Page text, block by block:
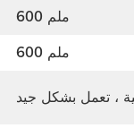
600 ملم
600 ملم